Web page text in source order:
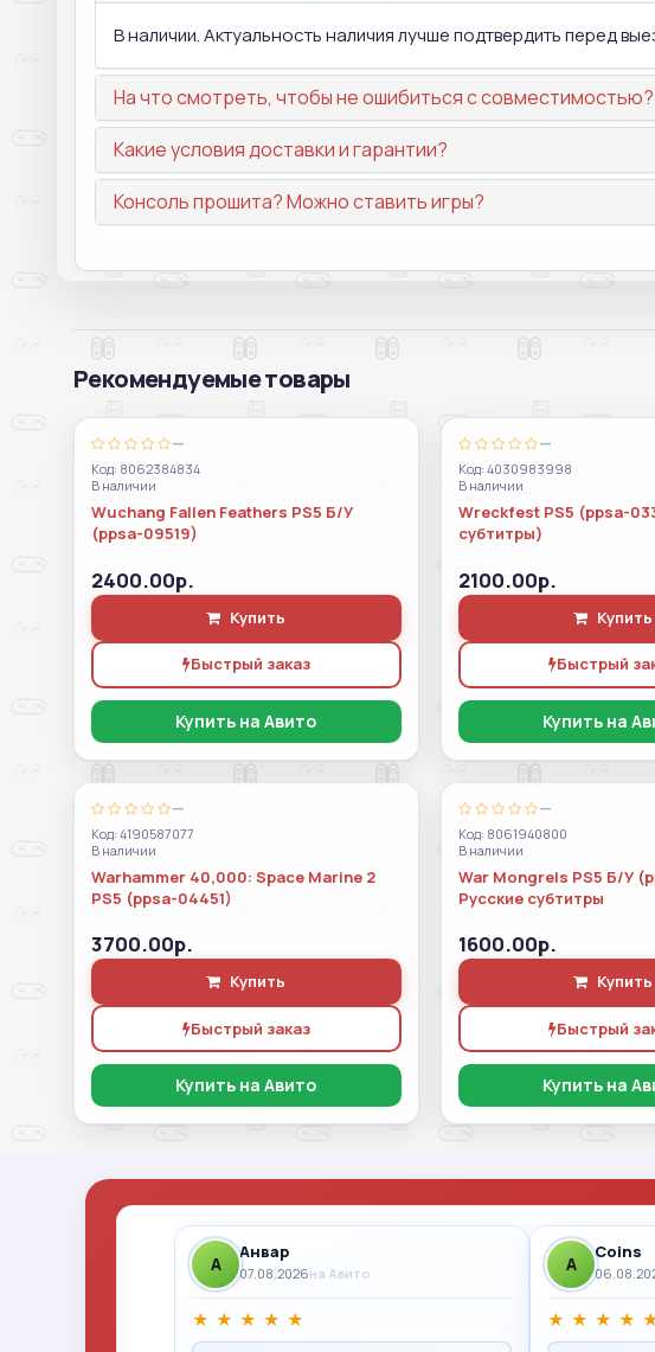
В наличии. Актуальность наличия лучше подтвердить перед
На что смотреть, чтобы не ошибиться с совместимостью?
Какие условия доставки и гарантии?
Консоль прошита? Можно ставить игры?
Рекомендуемые товары
—
Код: 8062384834
В наличии
Wuchang Fallen Feathers PS5 Б/У
(ppsa-09519)
2400.00р.
Купить
Быстрый заказ
Купить на Авито
—
Код: 4030983998
В наличии
Wreckfest PS5 (ppsa-
субтитры)
2100.00р.
Купить
Быстрый
Купить на
—
Код: 4190587077
В наличии
Warhammer 40,000: Space Marine 2
PS5 (ppsa-04451)
3700.00р.
Купить
Быстрый заказ
Купить на Авито
—
Код: 8061940800
В наличии
War Mongrels PS5 Б/У
Русские субтитры
1600.00р.
Купить
Быстрый
Купить на
A
Анвар
07.08.2026на Авито
★ ★ ★ ★ ★
A
Coins
★ ★ ★ ★